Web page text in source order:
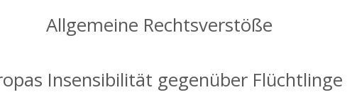
Allgemeine Rechtsverstöße
Insensibilität gegenüber Flüchtlinge